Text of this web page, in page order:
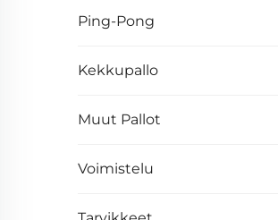
Ping-Pong
Kekkupallo
Muut Pallot
Voimistelu